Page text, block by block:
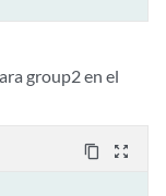
group2 en el
content_copy zoom_out_map